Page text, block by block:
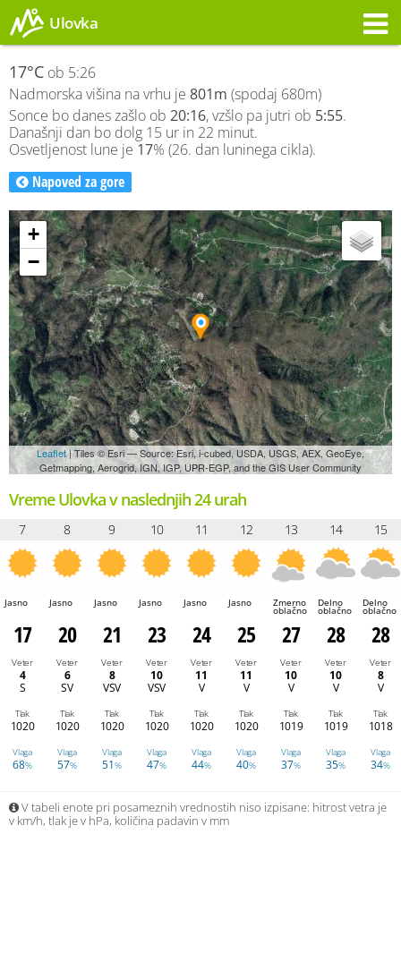
Ulovka
17°C ob 5:26
Nadmorska višina na vrhu je 801m (spodaj 680m)
Sonce bo danes zašlo ob 20:16, vzšlo pa jutri ob 5:55.
Današnji dan bo dolg 15 ur in 22 minut.
Osvetljenost lune je 17% (26. dan luninega cikla).
Napoved za gore
+
−
Leaflet| Tiles © Esri — Source: Esri, i-cubed, USDA, USGS, AEX, GeoEye,
Getmapping, Aerogrid, IGN, IGP, UPR-EGP, and the GIS User Community
Vreme Ulovka v naslednjih 24 urah
7 8 9 10 11 12 13 14 15
Jasno Jasno Jasno Jasno Jasno Jasno Zmerno
oblačno
Delno
oblačno
Delno
oblačno
17 20 21 23 24 25 27 28 28
Veter
4
S
Veter
6
SV
Veter
8
VSV
Veter
10
VSV
Veter
11
V
Veter
11
V
Veter
10
V
Veter
10
V
Veter
8
V
Tlak
1020
Tlak
1020
Tlak
1020
Tlak
1020
Tlak
1020
Tlak
1020
Tlak
1019
Tlak
1019
Tlak
1018
Vlaga
68%
Vlaga
57%
Vlaga
51%
Vlaga
47%
Vlaga
44%
Vlaga
40%
Vlaga
37%
Vlaga
35%
Vlaga
34%
V tabeli enote pri posameznih vrednostih niso izpisane: hitrost vetra je
v km/h, tlak je v hPa, količina padavin v mm